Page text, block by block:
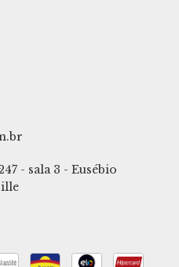
- sala 3 - Eusébio